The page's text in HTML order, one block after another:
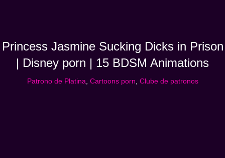
Princess Jasmine Sucking Dicks in Prison
| Disney porn | 15 BDSM Animations
Patrono de Platina Cartoons porn Clube de patronos